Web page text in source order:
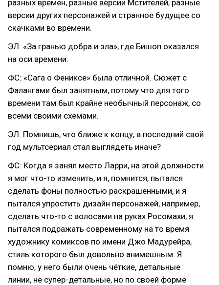
разных времён, разные версии Мстителей, разные
версии других персонажей и странное будущее со
скачками во времени.
ЭЛ: «За гранью добра и зла», где Бишоп оказался
на оси времени.
ФС: «Сага о Фениксе» была отличной. Сюжет с
Фалангами был занятным, потому что для того
времени там был крайне необычный персонаж, со
всеми своими схемами.
ЭЛ: Помнишь, что ближе к концу, в последний свой
год мультсериал стал выглядеть иначе?
ФС: Когда я занял место Ларри, на этой должности
я мог что-то изменить, и я, помнится, пытался
сделать фоны полностью раскрашенными, и я
пытался упростить дизайн персонажей, например,
сделать что-то с волосами на руках Росомахи, я
пытался подражать современному на то время
художнику комиксов по имени Джо Мадурейра,
стиль которого был довольно анимешным. Я
помню, у него были очень чёткие, детальные
линии, не супер-детальные, но по своей форме